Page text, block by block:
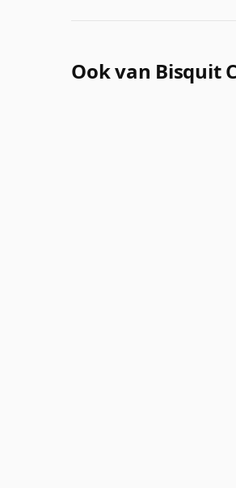
Ook van Bisquit